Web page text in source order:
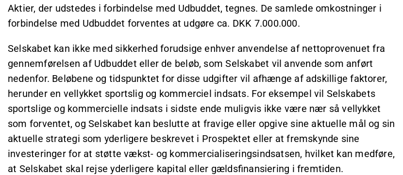
Aktier, der udstedes i forbindelse med Udbuddet, tegnes. De samlede omkostninger i
forbindelse med Udbuddet forventes at udgøre ca. DKK 7.000.000.
Selskabet kan ikke med sikkerhed forudsige enhver anvendelse af nettoprovenuet fra
gennemførelsen af Udbuddet eller de beløb, som Selskabet vil anvende som anført
nedenfor. Beløbene og tidspunktet for disse udgifter vil afhænge af adskillige faktorer,
herunder en vellykket sportslig og kommerciel indsats. For eksempel vil Selskabets
sportslige og kommercielle indsats i sidste ende muligvis ikke være nær så vellykket
som forventet, og Selskabet kan beslutte at fravige eller opgive sine aktuelle mål og sin
aktuelle strategi som yderligere beskrevet i Prospektet eller at fremskynde sine
investeringer for at støtte vækst- og kommercialiseringsindsatsen, hvilket kan medføre,
at Selskabet skal rejse yderligere kapital eller gældsfinansiering i fremtiden.